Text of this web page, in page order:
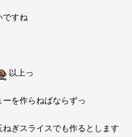
ですね
以上っ
を作らねばならずっ
ぎスライスでも作るとします